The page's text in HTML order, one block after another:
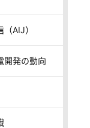
AIJ）
開発の動向